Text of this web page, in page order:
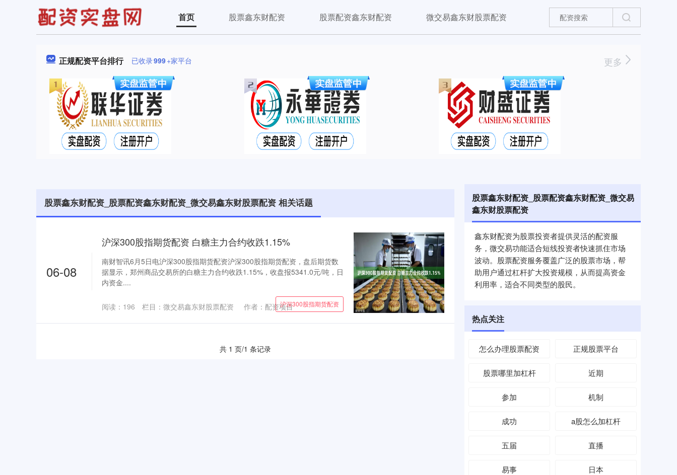
首页 股票鑫东财配资 股票配资鑫东财配资 微交易鑫东财股票配资
正规配资平台排行 已收录999+家平台 更多
股票鑫东财配资_股票配资鑫东财配资_微交易鑫东财股票配资 相关话题
06-08
沪深300股指期货配资 白糖主力合约收跌1.15%
南财智讯6月5日电沪深300股指期货配资沪深300股指期货配资，盘后期货数
据显示，郑州商品交易所的白糖主力合约收跌1.15%，收盘报5341.0元/吨，日
内资金....
沪深300股指期货配资
作者：配资项目
阅读： 196 栏目： 微交易鑫东财股票配资
共 1 页/1 条记录
股票鑫东财配资_股票配资鑫东财配资_微交易
鑫东财股票配资
鑫东财配资为股票投资者提供灵活的配资服
务，微交易功能适合短线投资者快速抓住市场
波动。股票配资服务覆盖广泛的股票市场，帮
助用户通过杠杆扩大投资规模，从而提高资金
利用率，适合不同类型的股民。
热点关注
怎么办理股票配资 正规股票平台
股票哪里加杠杆 近期
参加 机制
成功 a股怎么加杠杆
五届 直播
易事 日本